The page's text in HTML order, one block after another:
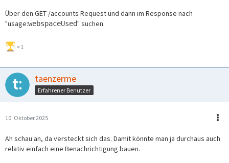
Über den GET /accounts Request und dann im Response nach
"usage:webspaceUsed" suchen.
1
taenzerme
Erfahrener Benutzer
10. Oktober 2025
Ah schau an, da versteckt sich das. Damit könnte man ja durchaus auch
relativ einfach eine Benachrichtigung bauen.